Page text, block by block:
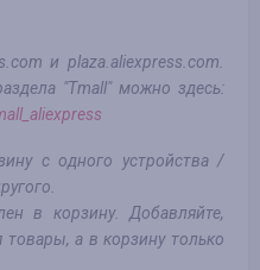
и plaza.aliexpress.com.
"Тmall" можно здесь:
с одного устройства /
в корзину. Добавляйте,
а в корзину только